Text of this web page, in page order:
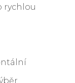
rychlou